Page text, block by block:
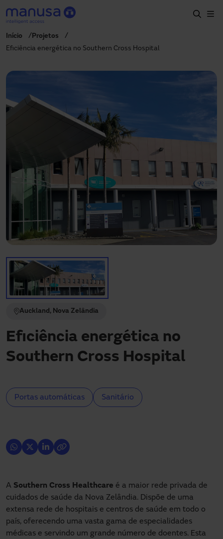
Pular para o conteúdo principal
Especificação
Sobre nós
PT-BR
+55 11 3705 6200
manusa.br@manusa.com
+55 11 3705 6200
Precisa de assistência?
Contato
Início
Projetos
Eficiência energética no Southern Cross Hospital
Auckland, Nova Zelândia
Eficiência energética no
Southern Cross Hospital
Portas automáticas Sanitário
A Southern Cross Healthcare é a maior rede privada de
cuidados de saúde da Nova Zelândia. Dispõe de uma
extensa rede de hospitais e centros de saúde em todo o
país, oferecendo uma vasta gama de especialidades
médicas e servindo um grande número de doentes. Esta